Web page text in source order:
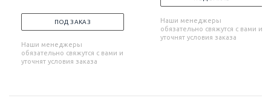
ПОД ЗАКАЗ
Наши менеджеры
обязательно свяжутся с вами и
уточнят условия заказа
Наши менеджеры
обязательно свяжутся с вами и
уточнят условия заказа